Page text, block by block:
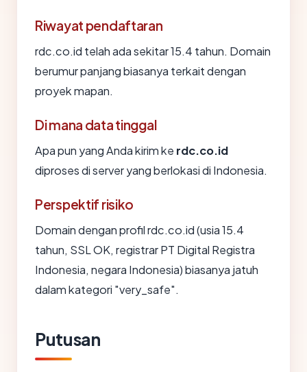
Riwayat pendaftaran
rdc.co.id telah ada sekitar 15.4 tahun. Domain
berumur panjang biasanya terkait dengan
proyek mapan.
Di mana data tinggal
Apa pun yang Anda kirim ke rdc.co.id
diproses di server yang berlokasi di Indonesia.
Perspektif risiko
Domain dengan profil rdc.co.id (usia 15.4
tahun, SSL OK, registrar PT Digital Registra
Indonesia, negara Indonesia) biasanya jatuh
dalam kategori "very_safe".
Putusan